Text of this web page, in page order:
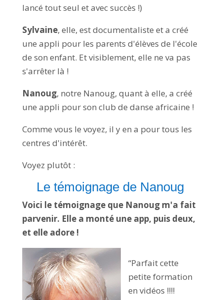
lancé tout seul et avec succès !)
Sylvaine, elle, est documentaliste et a créé
une appli pour les parents d'élèves de l'école
de son enfant. Et visiblement, elle ne va pas
s'arrêter là !
Nanoug, notre Nanoug, quant à elle, a créé
une appli pour son club de danse africaine !
Comme vous le voyez, il y en a pour tous les
centres d'intérêt.
Voyez plutôt :
Le témoignage de Nanoug
Voici le témoignage que Nanoug m'a fait
parvenir. Elle a monté une app, puis deux,
et elle adore !
“Parfait cette
petite formation
en vidéos !!!!